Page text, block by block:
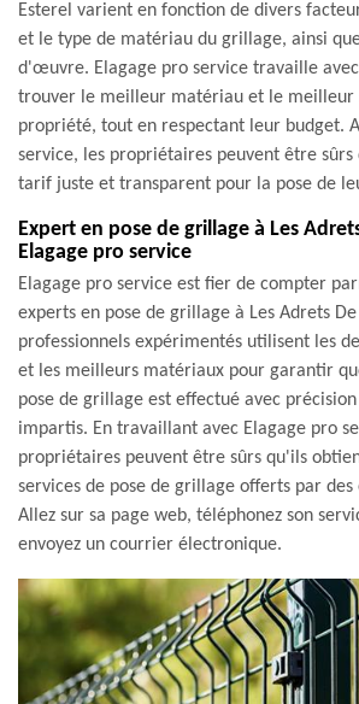
Esterel varient en fonction de divers
et le type de matériau du grillage, ainsi
d'œuvre. Elagage pro service travaille
trouver le meilleur matériau et le meilleur
propriété, tout en respectant leur budget.
service, les propriétaires peuvent être
tarif juste et transparent pour la pose de
Expert en pose de grillage à Les
Elagage pro service
Elagage pro service est fier de compter
experts en pose de grillage à Les Adrets De
professionnels expérimentés utilisent les
et les meilleurs matériaux pour garantir
pose de grillage est effectué avec
impartis. En travaillant avec Elagage pro
propriétaires peuvent être sûrs qu'ils
services de pose de grillage offerts par des
Allez sur sa page web, téléphonez son
envoyez un courrier électronique.